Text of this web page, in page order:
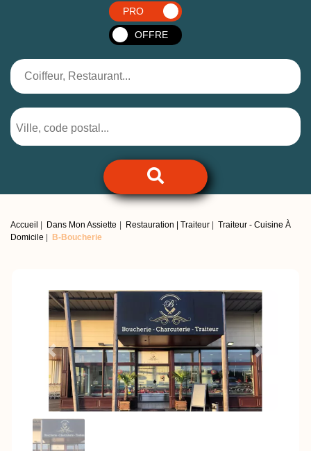
PRO
OFFRE
Accueil Dans Mon Assiette Restauration | Traiteur
Traiteur - Cuisine À
Domicile
B-Boucherie
Previous Next